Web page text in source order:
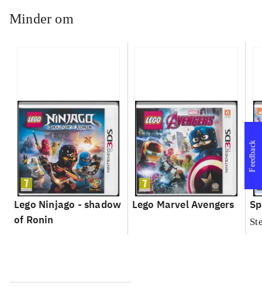
Minder om
Lego Ninjago - shadow
of Ronin
Lego Marvel Avengers
Feedback